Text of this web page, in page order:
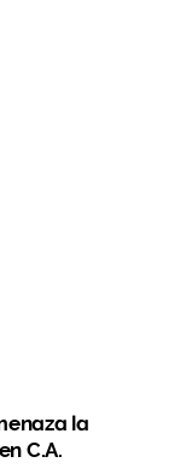
la
C.A.